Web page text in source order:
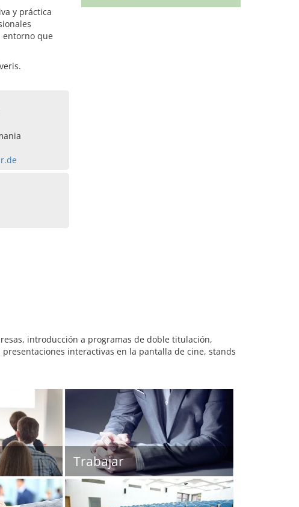
y práctica
entorno que
introducción a programas de doble titulación,
interactivas en la pantalla de cine, stands
Trabajar